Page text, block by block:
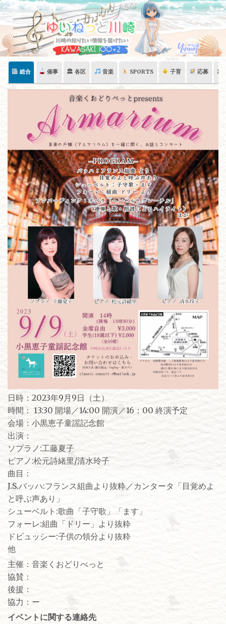
Skip
content
総合 催事 🏛 各区 音楽 SPORTS 子育 応募 🏛
日時：2023年9月9日（土）
時間： 13:30 開場／14:00 開演／16：00 終演予定
会場：小黒恵子童謡記念館
出演：
ソプラノ:工藤夏子
ピアノ:松元詩緒里/清水玲子
曲目：
J.S.バッハ:フランス組曲より抜粋／カンタータ「目覚めよ
と呼ぶ声あり」
シューベルト:歌曲「子守歌」「ます」
フォーレ:組曲「ドリー」より抜粋
ドビュッシー:子供の領分より抜粋
他
主催：音楽くおどりべっと
協賛：
後援：
協力：ー
イベントに関する連絡先